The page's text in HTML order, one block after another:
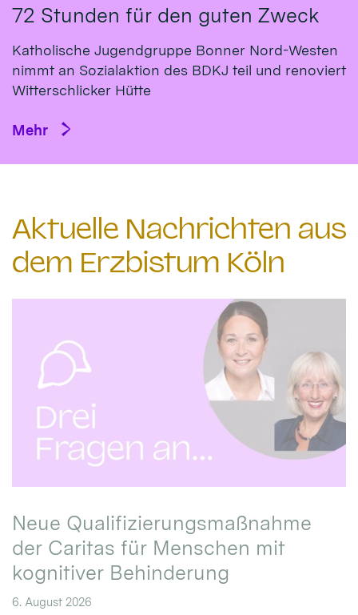
72 Stunden für den guten Zweck
Katholische Jugendgruppe Bonner Nord-Westen
nimmt an Sozialaktion des BDKJ teil und renoviert
Witterschlicker Hütte
Mehr
Aktuelle Nachrichten aus
dem Erzbistum Köln
Neue Qualifizierungsmaßnahme
der Caritas für Menschen mit
kognitiver Behinderung
6. August 2026